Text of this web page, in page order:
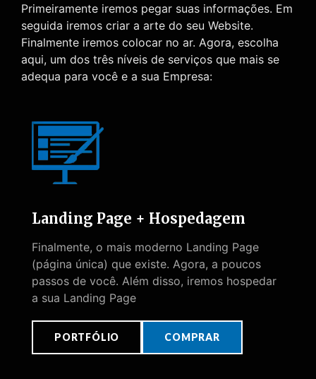
Primeiramente iremos pegar suas informações. Em
seguida iremos criar a arte do seu Website.
Finalmente iremos colocar no ar. Agora, escolha
aqui, um dos três níveis de serviços que mais se
adequa para você e a sua Empresa:
Landing Page + Hospedagem
Finalmente, o mais moderno Landing Page
(página única) que existe. Agora, a poucos
passos de você. Além disso, iremos hospedar
a sua Landing Page
PORTFÓLIO COMPRAR